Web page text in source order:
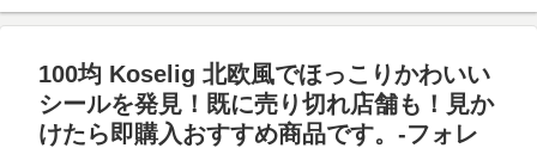
100均 Koselig 北欧風でほっこりかわいい
シールを発見！既に売り切れ店舗も！見か
けたら即購入おすすめ商品です。-フォレ